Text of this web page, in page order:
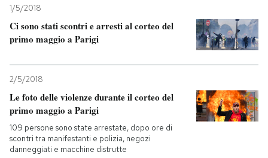
1/5/2018
Ci sono stati scontri e arresti al corteo del
primo maggio a Parigi
2/5/2018
Le foto delle violenze durante il corteo del
primo maggio a Parigi
109 persone sono state arrestate, dopo ore di
scontri tra manifestanti e polizia, negozi
danneggiati e macchine distrutte